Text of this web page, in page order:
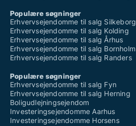
Populære søgninger
Erhvervsejendomme til salg Silkeborg
Erhvervsejendomme til salg Kolding
Erhvervsejendomme til salg Århus
Erhvervsejendomme til salg Bornholm
Erhvervsejendomme til salg Randers
Populære søgninger
Erhvervsejendomme til salg Fyn
Erhvervsejendomme til salg Herning
Boligudlejningsejendom
Investeringsejendomme Aarhus
Investeringsejendomme Horsens